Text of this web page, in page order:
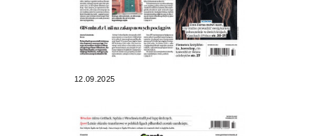
12.09.2025